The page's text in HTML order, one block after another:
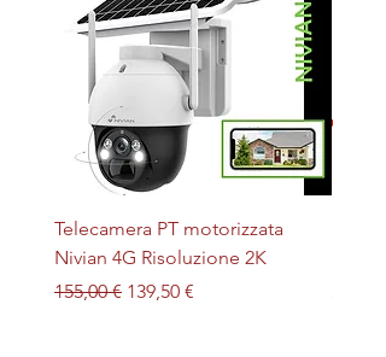
Telecamera PT motorizzata
Nivian 4G Risoluzione 2K
Prezzo regolare
155,00 € Prezzo scontato
139,50 €